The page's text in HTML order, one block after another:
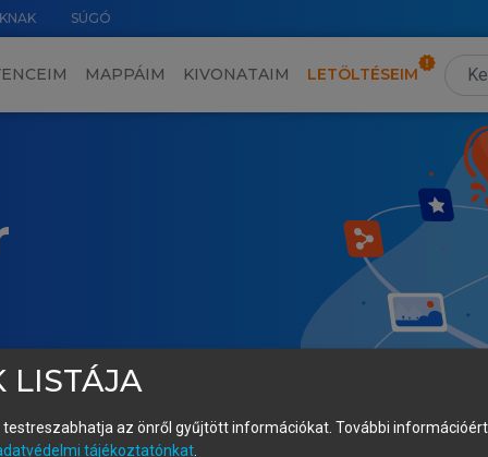
SÚGÓ
MAPPÁIM KIVONATAIM LETÖLTÉSEIM
LISTÁJA
testreszabhatja az önről gyűjtött információkat. További
tájékoztatónkat